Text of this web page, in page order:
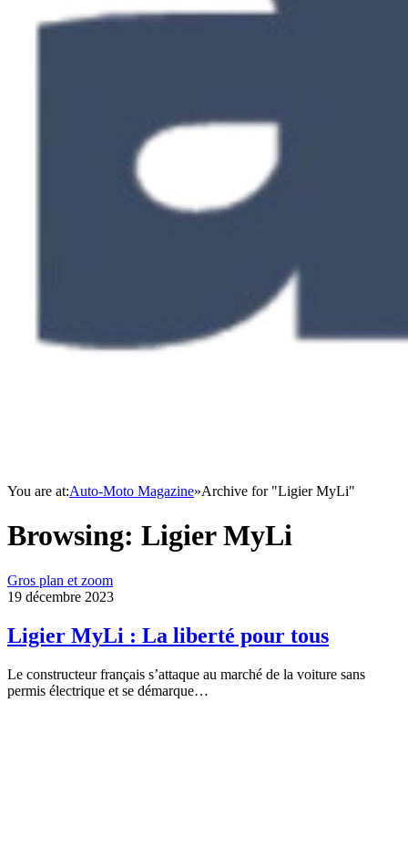
You are at:Auto-Moto Magazine»Archive for "Ligier MyLi"
Browsing: Ligier MyLi
Gros plan et zoom
19 décembre 2023
Ligier MyLi : La liberté pour tous
Le constructeur français s’attaque au marché de la voiture sans
permis électrique et se démarque…